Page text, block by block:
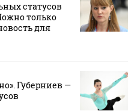
статусов
только
для
Губерниев —